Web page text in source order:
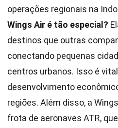
operações regionais na
Wings Air é tão especial?
destinos que outras
conectando pequenas
centros urbanos. Isso é
desenvolvimento
regiões. Além disso, a
frota de aeronaves ATR,